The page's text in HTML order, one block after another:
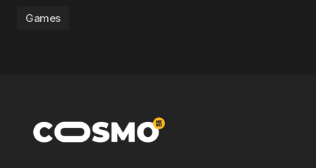
Games